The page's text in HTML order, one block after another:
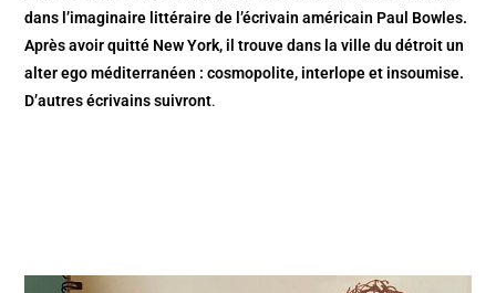
dans l’imaginaire littéraire de l’écrivain américain Paul Bowles.
Après avoir quitté New York, il trouve dans la ville du détroit un
alter ego méditerranéen : cosmopolite, interlope et insoumise.
D’autres écrivains suivront.